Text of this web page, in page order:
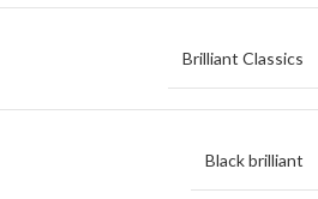
Brilliant Classics
Black brilliant